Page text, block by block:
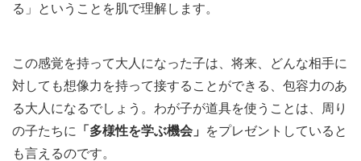
る」ということを肌で理解します。
この感覚を持って大人になった子は、将来、どんな相手に
対しても想像力を持って接することができる、包容力のあ
る大人になるでしょう。わが子が道具を使うことは、周り
の子たちに
「多様性を学ぶ機会」
をプレゼントしていると
も言えるのです。